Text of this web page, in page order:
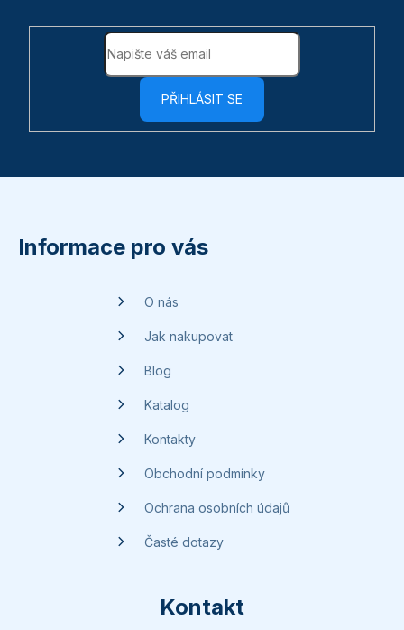
PŘIHLÁSIT SE
Informace pro vás
O nás
Jak nakupovat
Blog
Katalog
Kontakty
Obchodní podmínky
Ochrana osobních údajů
Časté dotazy
Kontakt